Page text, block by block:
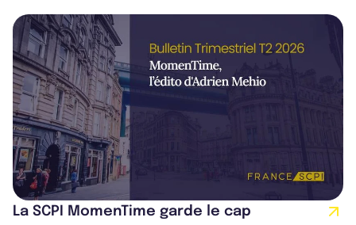
La SCPI MomenTime garde le cap